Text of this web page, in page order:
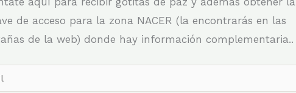
de acceso para la zona NACER (la encontrarás en las
de la web) donde hay información complementaria..